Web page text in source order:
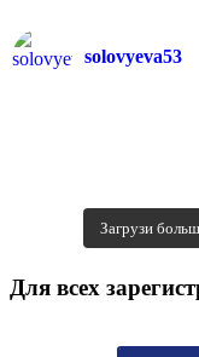
solovyeva53
Загрузи
Для всех